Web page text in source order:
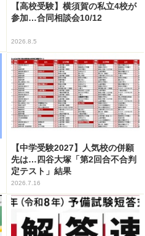
【高校受験】横須賀の私立4校が
参加…合同相談会10/12
2026.8.5
【中学受験2027】人気校の併願
先は…四谷大塚「第2回合不合判
定テスト」結果
2026.7.16